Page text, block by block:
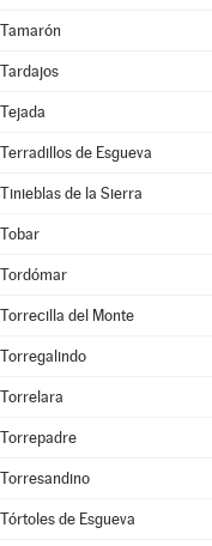
Tamarón
Tardajos
Tejada
Terradillos de Esgueva
Tinieblas de la Sierra
Tobar
Tordómar
Torrecilla del Monte
Torregalindo
Torrelara
Torrepadre
Torresandino
Tórtoles de Esgueva